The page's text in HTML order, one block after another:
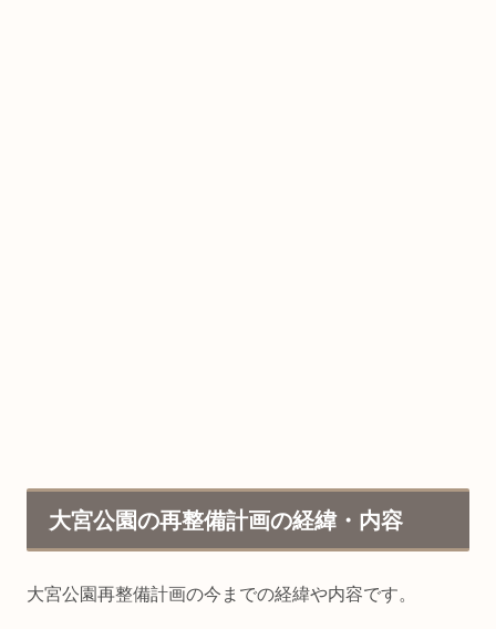
大宮公園の再整備計画の経緯・内容
大宮公園再整備計画の今までの経緯や内容です。